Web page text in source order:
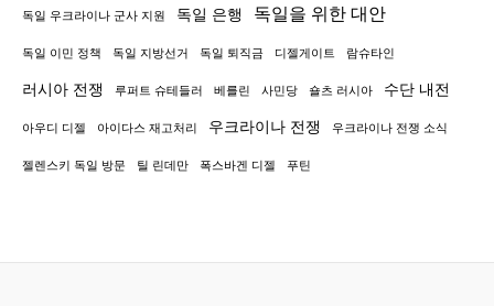
독일 우크라이나 군사 지원 독일 은행 독일을 위한 대안
독일 이민 정책 독일 지방선거 독일 퇴직금 디젤게이트 람슈타인
러시아 전쟁 루퍼트 슈테들러 베를린 사민당 숄츠 러시아 수단 내전
아우디 디젤 아이다스 재고처리 우크라이나 전쟁 우크라이나 전쟁 소식
젤렌스키 독일 방문 틸 린데만 폭스바겐 디젤 푸틴